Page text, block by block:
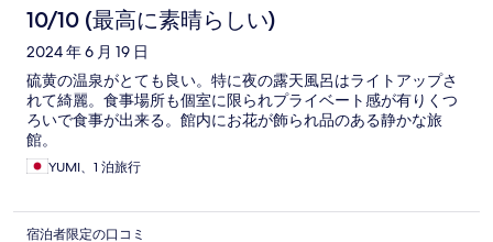
10/10 (最高に素晴らしい)
2024 年 6 月 19 日
硫黄の温泉がとても良い。特に夜の露天風呂はライトアップさ
れて綺麗。食事場所も個室に限られプライベート感が有りくつ
ろいで食事が出来る。館内にお花が飾られ品のある静かな旅
館。
YUMI、1 泊旅行
宿泊者限定の口コミ